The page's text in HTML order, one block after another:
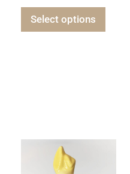
Select options